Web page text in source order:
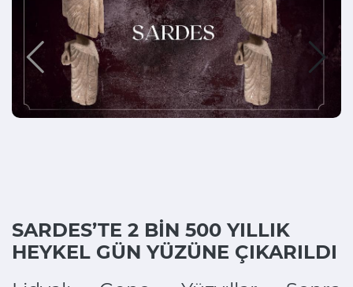
SARDES’TE 2 BİN 500 YILLIK
HEYKEL GÜN YÜZÜNE ÇIKARILDI